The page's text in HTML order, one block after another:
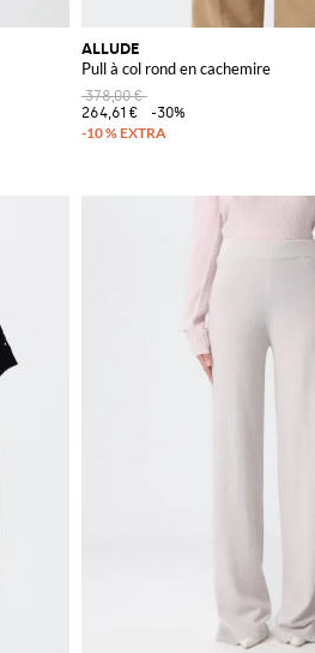
ALLUDE
Pull à col rond en cachemire
378,00 €
264,61 €
-30%